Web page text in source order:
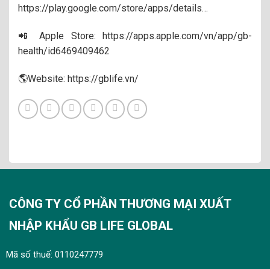
https://play.google.com/store/apps/details…
📲 Apple Store:
https://apps.apple.com/vn/app/gb-
health/id6469409462
🌎Website: https://gblife.vn/
CÔNG TY CỔ PHẦN THƯƠNG MẠI XUẤT
NHẬP KHẨU GB LIFE GLOBAL
Mã số thuế: 0110247779